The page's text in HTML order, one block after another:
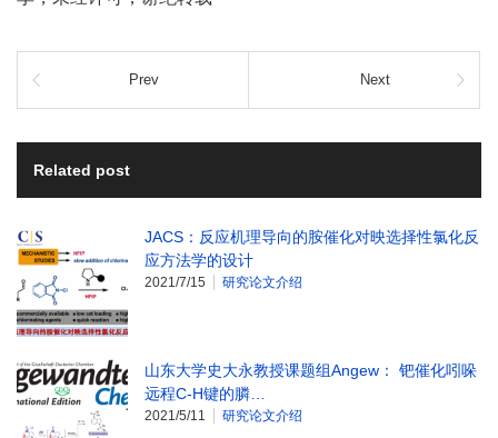
Prev Next
Related post
JACS：反应机理导向的胺催化对映选择性氯化反
应方法学的设计
2021/7/15 研究论文介绍
山东大学史大永教授课题组Angew： 钯催化吲哚
远程C-H键的膦…
2021/5/11 研究论文介绍